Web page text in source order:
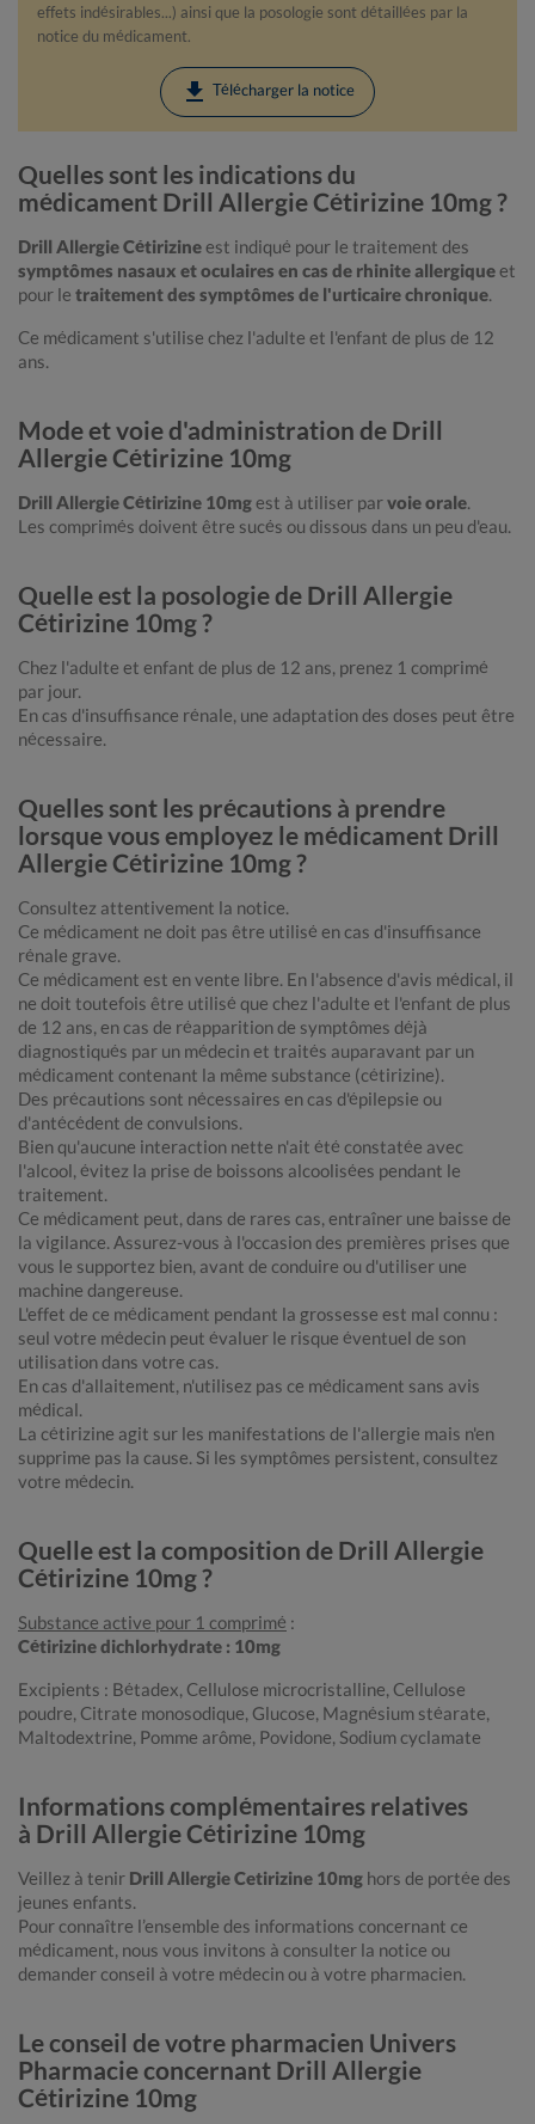
effets indésirables...) ainsi que la posologie sont détaillées par la
notice du médicament.
download Télécharger la notice
Quelles sont les indications du
médicament Drill Allergie Cétirizine 10mg ?
Drill Allergie Cétirizineest indiqué pour le traitement des
symptômes nasaux et oculaires en cas de rhinite allergiqueet
pour le traitement des symptômes de l'urticaire chronique.
Ce médicament s'utilise chez l'adulte et l'enfant de plus de 12
ans.
Mode et voie d'administration de Drill
Allergie Cétirizine 10mg
Drill Allergie Cétirizine 10mgest à utiliser parvoie orale.
Les comprimés doivent être sucés ou dissous dans un peu d'eau.
Quelle est la posologie de Drill Allergie
Cétirizine 10mg ?
Chez l'adulte et enfant de plus de 12 ans, prenez 1 comprimé
par jour.
En cas d'insuffisance rénale, une adaptation des doses peut être
nécessaire.
Quelles sont les précautions à prendre
lorsque vous employez le médicament Drill
Allergie Cétirizine 10mg ?
Consultez attentivement la notice.
Ce médicament ne doit pas être utilisé en cas d'insuffisance
rénale grave.
Ce médicament est en vente libre. En l'absence d'avis médical, il
ne doit toutefois être utilisé que chez l'adulte et l'enfant de plus
de 12 ans, en cas de réapparition de symptômes déjà
diagnostiqués par un médecin et traités auparavant par un
médicament contenant la même substance (cétirizine).
Des précautions sont nécessaires en cas d'épilepsie ou
d'antécédent de convulsions.
Bien qu'aucune interaction nette n'ait été constatée avec
l'alcool, évitez la prise de boissons alcoolisées pendant le
traitement.
Ce médicament peut, dans de rares cas, entraîner une baisse de
la vigilance. Assurez-vous à l'occasion des premières prises que
vous le supportez bien, avant de conduire ou d'utiliser une
machine dangereuse.
L'effet de ce médicament pendant la grossesse est mal connu :
seul votre médecin peut évaluer le risque éventuel de son
utilisation dans votre cas.
En cas d'allaitement, n'utilisez pas ce médicament sans avis
médical.
La cétirizine agit sur les manifestations de l'allergie mais n'en
supprime pas la cause. Si les symptômes persistent, consultez
votre médecin.
Quelle est la composition de Drill Allergie
Cétirizine 10mg ?
Substance active pour 1 comprimé :
Cétirizine dichlorhydrate : 10mg
Excipients : Bétadex, Cellulose microcristalline, Cellulose
poudre, Citrate monosodique, Glucose, Magnésium stéarate,
Maltodextrine, Pomme arôme, Povidone, Sodium cyclamate
Informations complémentaires relatives
à Drill Allergie Cétirizine 10mg
Veillez à tenir Drill Allergie Cetirizine 10mg hors de portée des
jeunes enfants.
Pour connaître l’ensemble des informations concernant ce
médicament, nous vous invitons à consulter la notice ou
demander conseil à votre médecin ou à votre pharmacien.
Le conseil de votre pharmacien Univers
Pharmacie concernant Drill Allergie
Cétirizine 10mg